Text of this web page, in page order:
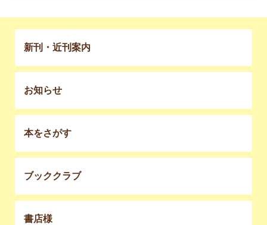
新刊・近刊案内
お知らせ
本をさがす
ブッククラブ
書店様